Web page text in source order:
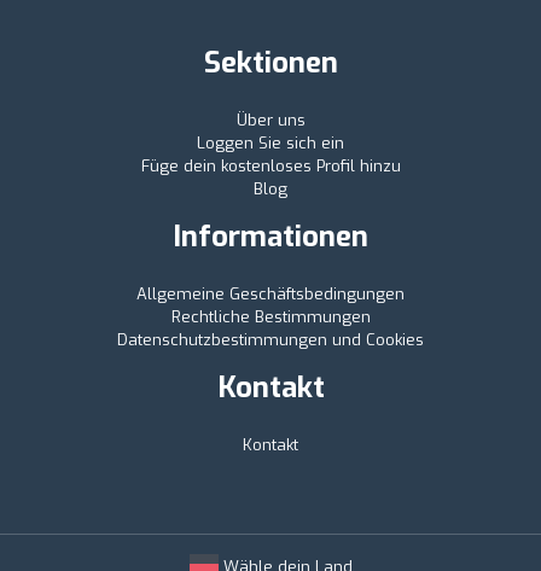
Sektionen
Über uns
Loggen Sie sich ein
Füge dein kostenloses Profil hinzu
Blog
Informationen
Allgemeine Geschäftsbedingungen
Rechtliche Bestimmungen
Datenschutzbestimmungen und Cookies
Kontakt
Kontakt